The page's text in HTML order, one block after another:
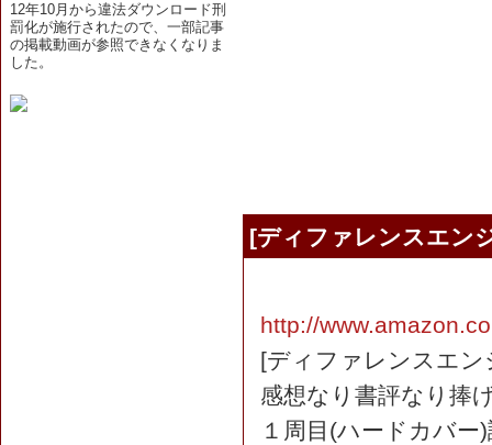
[ディファレンスエン
http://
[ディファレンスエ
感想なり書評なり捧
１周目(ハードカバ
12年10月から違法ダウンロード刑
罰化が施行されたので、一部記事
の掲載動画が参照できなくなりま
した。